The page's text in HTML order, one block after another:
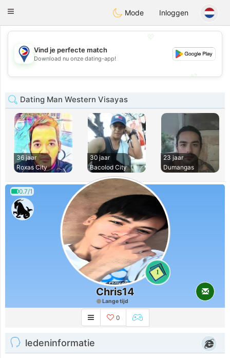
PhilippinesChat
Toggle
Mode Inloggen
💖
💕
Vind je perfecte match
Download nu onze dating-app!
Dating Man Western Visayas
36 jaar
Roxas City
30 jaar
Bacolod City
23 jaar
Dumangas
0.7/1
1
Chris14
Lange tijd
0
ledeninformatie